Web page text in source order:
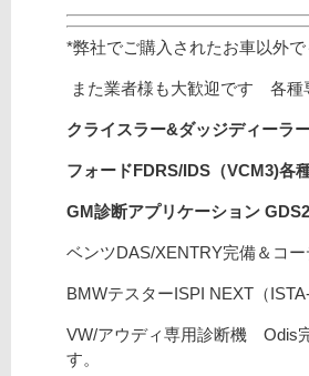
*弊社でご購入されたお車以外
また業者様も大歓迎です 各種
クライスラー&ダッジディーラ
フォードFDRS/IDS（VCM3)各
GM診断アプリケーション
ベンツDAS/XENTRY完備＆コ
BMWテスターISPI NEXT（
VW/アウディ専用診断機 Odis
す。